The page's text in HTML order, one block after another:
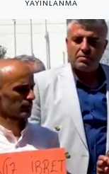
YAYINLANMA
DÜNYA
ROPORTAJ
MAGAZİN
KADIN-AİLE